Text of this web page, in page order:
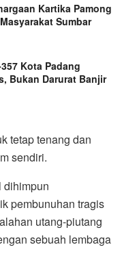
Kartika Pamong
Sumbar
Kota Padang
Bukan Darurat Banjir
tetap tenang dan
sendiri.
dihimpun
pembunuhan tragis
utang-piutang
sebuah lembaga